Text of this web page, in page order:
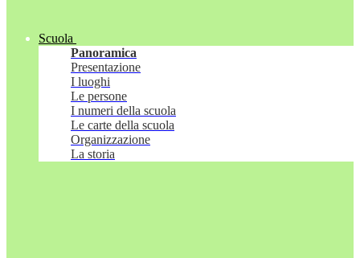
Scuola
Panoramica
Presentazione
I luoghi
Le persone
I numeri della scuola
Le carte della scuola
Organizzazione
La storia